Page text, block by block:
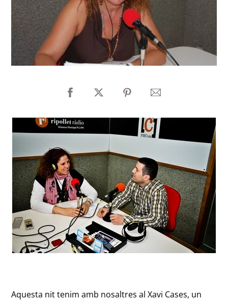
Aquesta nit tenim amb nosaltres al Xavi Cases, un